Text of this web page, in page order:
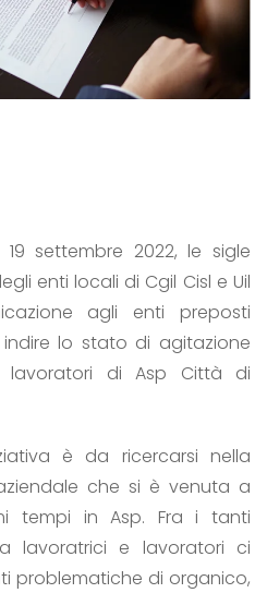
settembre 2022, le sigle
enti locali di Cgil Cisl e Uil
agli enti preposti
lo stato di agitazione
lavoratori di Asp Città di
è da ricercarsi nella
che si è venuta a
tempi in Asp. Fra i tanti
lavoratrici e lavoratori ci
problematiche di organico,